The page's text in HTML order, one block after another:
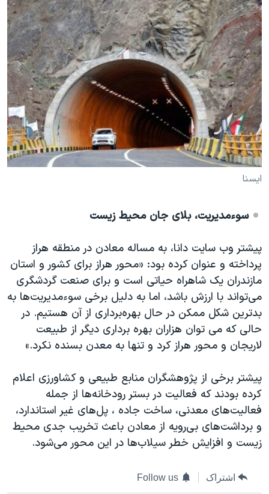
ایسنا
سوء‌مدیریت، بلای جان محیط زیست
پیشتر وب سایت دانا، به مساله معادن در منطقه هراز
پرداخته و عنوان کرده بود: «محور هراز برای کشور و استان
مازندران یک شاهراه حیاتی است و برای صنعت گردشگری
می‌تواند با ارزش باشد، اما به دلیل برخی سوء‌مدیریت‌ها به
بدترین شکل ممکن در حال بهره‌برداری از آن هستیم. در
حالی که می توان هزاران بهره برداری دیگر از طبیعت
لاریجان و محور هراز کرد و تنها به معدن بسنده نکرد.»
پیشتر برخی از پژوهشگران منابع طبیعی و کشاورزی اعلام
کرده بودند که فعالیت در بستر رودخانه‌ها از جمله
فعالیت‌های معدنی، ساخت جاده ، پل‌های غیر استاندارد،
و برداشت‌های بی‌رویه از معادن باعث تخریب جدی محیط
زیست و ‌افزایش خطر سیلاب‌ها در این محور می‌شود.
اشتراک Follow us